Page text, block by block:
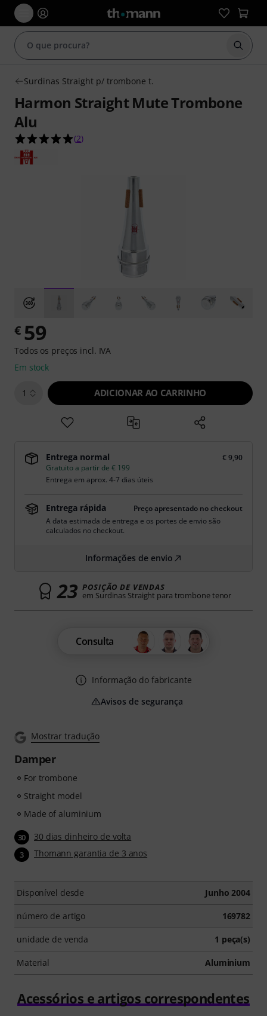
Iniciar
Surdinas Straight p/ trombone t.
Harmon Straight Mute Trombone
Alu
5.0 de 5 estrelas de 2 avaliações de clientes
(2)
Mostrar tradução
Damper
For trombone
Straight model
Made of aluminium
30 30 dias dinheiro de volta
3 Thomann garantia de 3 anos
Disponível desde Junho 2004
número de artigo 169782
unidade de venda 1 peça(s)
Material Aluminium
€ 59
Todos os preços incl. IVA
Em stock
1 ADICIONAR AO CARRINHO
Entrega normal
€ 9,90
Gratuito a partir de € 199
Entrega em aprox. 4-7 dias úteis
Entrega rápida
Preço apresentado no checkout
A data estimada de entrega e os portes de envio são
calculados no checkout.
Informações de envio
23 POSIÇÃO DE VENDAS
em Surdinas Straight para trombone tenor
Consulta
Informação do fabricante
Avisos de segurança
Acessórios e artigos correspondentes